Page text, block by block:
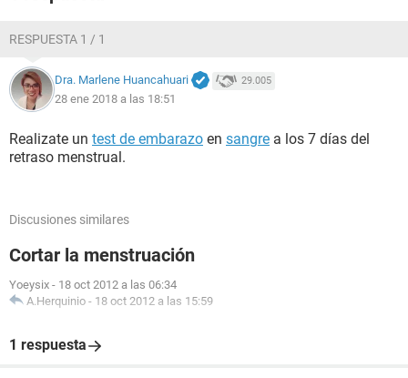
RESPUESTA 1 / 1
Dra. Marlene Huancahuari 29.005
28 ene 2018 a las 18:51
Realizate un test de embarazo en sangre a los 7 días del
retraso menstrual.
Discusiones similares
Cortar la menstruación
Yoeysix - 18 oct 2012 a las 06:34
A.Herquinio - 18 oct 2012 a las 15:59
1 respuesta